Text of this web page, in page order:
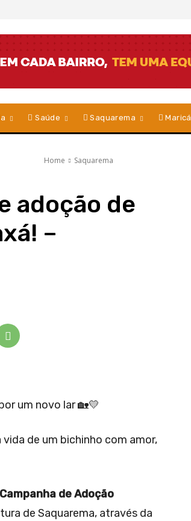
Saúde Saquarema Maricá
Home Saquarema
adoção de
–
um novo lar 🏡💛
de um bichinho com amor,
Campanha de Adoção
de Saquarema, através da